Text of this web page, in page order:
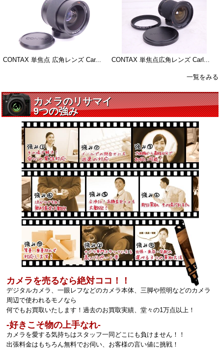
CONTAX 単焦点 広角レンズ Car... CONTAX 単焦点広角レンズ Carl...
一覧をみる
カメラを売るなら絶対ココ！！
デジタルカメラ、一眼レフなどのカメラ本体、三脚や照明などのカメラ
周辺で使われるモノなら
何でもお買取いたします！過去のお買取実績、堂々の1万点以上！
‐好きこそ物の上手なれ‐
カメラを愛する気持ちはスタッフ一同どこにも負けません！！
出張料金はもちろん無料でお伺い、お客様の言い値に挑戦！